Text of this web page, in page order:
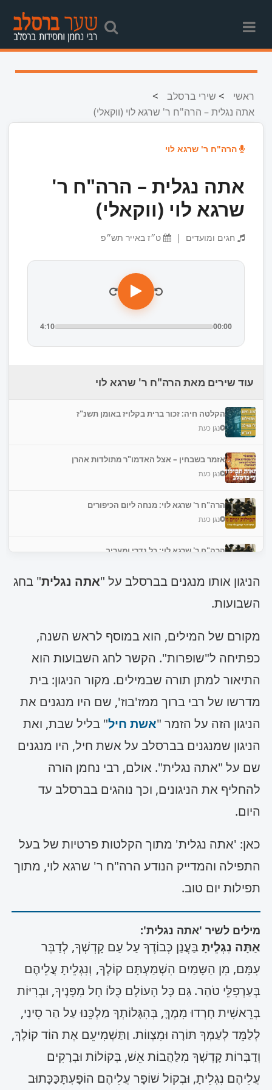
ראשי > שירי ברסלב >
אתה נגלית – הרה"ח ר' שרגא לוי (ווקאלי)
הרה"ח ר' שרגא לוי
אתה נגלית – הרה"ח ר'
שרגא לוי (ווקאלי)
חגים ומועדים | ט״ז באייר תש״פ
00:00
4:10
עוד שירים מאת הרה"ח ר' שרגא לוי
הקלטה חיה: זכור ברית בקלויז באומן תשנ"ז
נגן כעת
אזמר בשבחין – אצל האדמו"ר מתולדות אהרן
נגן כעת
הרה"ח ר' שרגא לוי: מנחה ליום הכיפורים
נגן כעת
הרה"ח ר' שרגא לוי: כל נדרי ומעריב
נגן כעת
הניגון אותו מנגנים בברסלב על "אתה נגלית" בחג
השבועות.
מקורם של המילים, הוא במוסף לראש השנה,
כפתיחה ל"שופרות". הקשר לחג השבועות הוא
התיאור למתן תורה שבמילים. מקור הניגון: בית
מדרשו של רבי ברוך ממז'בוז', שם היו מנגנים את
הניגון הזה על הזמר "אשת חיל" בליל שבת, ואת
הניגון שמנגנים בברסלב על אשת חיל, היו מנגנים
שם על "אתה נגלית". אולם, רבי נחמן הורה
להחליף את הניגונים, וכך נוהגים בברסלב עד
היום.
כאן: 'אתה נגלית' מתוך הקלטות פרטיות של בעל
התפילה והמדייק הנודע הרה"ח ר' שרגא לוי, מתוך
תפילות יום טוב.
מילים לשיר 'אתה נגלית':
אַתָּה נִגְלֵיתָבַּעֲנַן כְּבוֹדֶךָ עַל עַם קָדְשְׁךָ, לְדַבֵּר
עִמָּם, מִן הַשָּמַיִם הִשְׁמַעְתָּם קוֹלֶךָ, וְנִגְלֵיתָ עֲלֵיהֶם
בְּעַרְפִלֵּי טֹהַר. גַּם כָּל הָעוֹלָם כֻּלּוֹ חָל מִפָּנֶיךָ, וּבְרִיּוֹת
בְּרֵאשִׁית חָרְדוּ מִמֶךָּ, בְּהִגָּלוֹתְךָ מַלְכֵּנוּ עַל הַר סִינַי,
לְלַמֵּד לְעַמְּךָ תּוֹרָה וּמִצְווֹת. וַתַּשְׁמִיעֵם אֶת הוֹד קוֹלֶךָ,
וְדַבְּרוֹת קָדְשְׁךָ מִלַּהֲבוֹת אֵשׁ, בְּקוֹלוֹת וּבְרָקִים
עֲלֵיהֶם נִגְלֵיתָ, וּבְקוֹל שׁוֹפָר עֲלֵיהֶם הוֹפָעְתָּכַּכָּתוּב